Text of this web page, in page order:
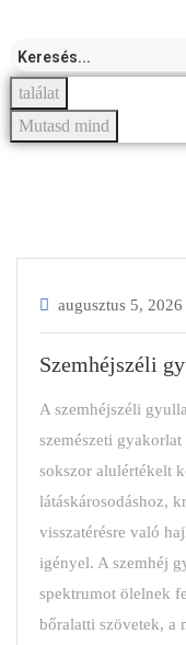
találat
Mutasd mind
augusztus 5, 2026
Szemhéjszéli
A szemhéjszéli
szemészeti
sokszor alulértékelt
látáskárosodáshoz,
visszatérésre való
igényel. A szemhéj
spektrumot ölelnek
bőralatti szövetek, a